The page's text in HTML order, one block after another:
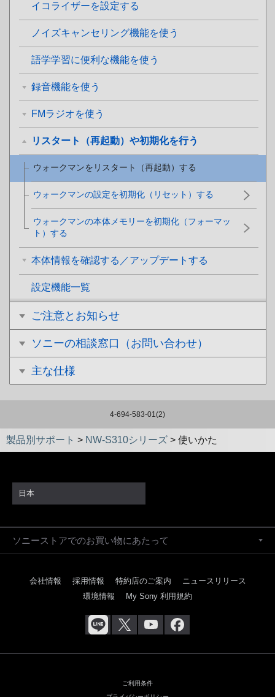
イコライザーを設定する
ノイズキャンセリング機能を使う
語学学習に便利な機能を使う
録音機能を使う
FMラジオを使う
リスタート（再起動）や初期化を行う
ウォークマンをリスタート（再起動）する
ウォークマンの設定を初期化（リセット）する
ウォークマンの本体メモリーを初期化（フォーマッ
ト）する
本体情報を確認する／アップデートする
設定機能一覧
ご注意とお知らせ
ソニーの相談窓口（お問い合わせ）
主な仕様
4-694-583-01(2)
製品別サポート > NW-S310シリーズ > 使いかた
日本
ソニーストアでのお買い物にあたって
会社情報 採用情報 特約店のご案内
ニュースリリース
環境情報
My Sony 利用規約
ご利用条件